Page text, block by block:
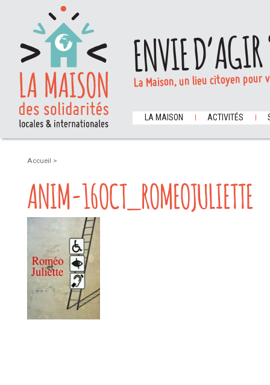
ENVIE
La Maison, un lieu citoyen
LA MAISON ACTIVITÉS
Accueil >
ANIM-16OCT_ROMEOJULIETTE